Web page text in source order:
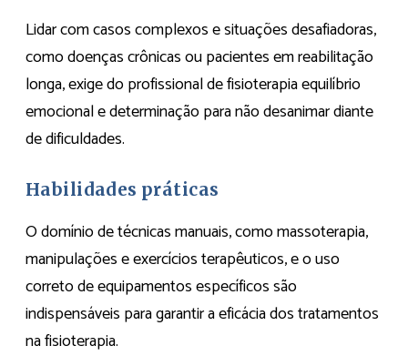
Lidar com casos complexos e situações desafiadoras,
como doenças crônicas ou pacientes em reabilitação
longa, exige do profissional de fisioterapia equilíbrio
emocional e determinação para não desanimar diante
de dificuldades.
Habilidades práticas
O domínio de técnicas manuais, como massoterapia,
manipulações e exercícios terapêuticos, e o uso
correto de equipamentos específicos são
indispensáveis para garantir a eficácia dos tratamentos
na fisioterapia.